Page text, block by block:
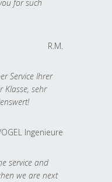
for such
R.M.
Service Ihrer
Klasse, sehr
Ingenieure
service and
we are next